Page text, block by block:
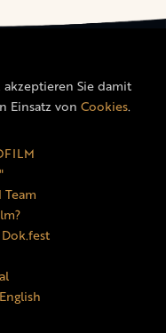
Sie damit
Einsatz von Cookies.